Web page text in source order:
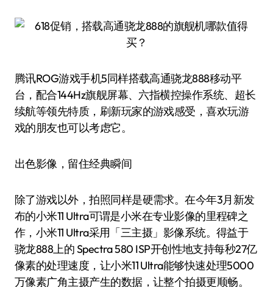
腾讯ROG游戏手机5同样搭载高通骁龙888移动平
台，配合144Hz旗舰屏幕、六指横控操作系统、超长
续航等领先特质，刷新玩家的游戏感受，喜欢玩游
戏的朋友也可以考虑它。
出色影像，留住经典瞬间
除了游戏以外，拍照同样是硬需求。在今年3月新发
布的小米11 Ultra可谓是小米在专业影像的里程碑之
作，小米11 Ultra采用「三主摄」影像系统。得益于
骁龙888上的 Spectra 580 ISP开创性地支持每秒27亿
像素的处理速度，让小米11 Ultra能够快速处理5000
万像素广角主摄产生的数据，让整个拍摄更顺畅。